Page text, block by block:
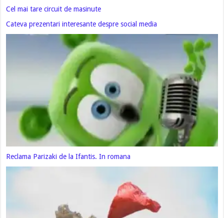
Cel mai tare circuit de masinute
Cateva prezentari interesante despre social media
Reclama Parizaki de la Ifantis. In romana